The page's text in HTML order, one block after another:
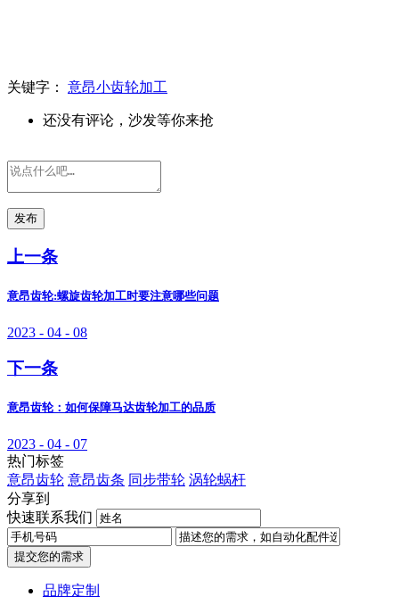
关键字： 意昂小齿轮加工
还没有评论，沙发等你来抢
发布
上一条
意昂齿轮:螺旋齿轮加工时要注意哪些问题
2023 - 04 - 08
下一条
意昂齿轮：如何保障马达齿轮加工的品质
2023 - 04 - 07
热门标签
意昂齿轮 意昂齿条 同步带轮 涡轮蜗杆
分享到
快速联系我们
提交您的需求
品牌定制